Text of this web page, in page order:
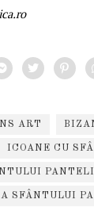
ART
ICOANE CU
SFÂNTULUI